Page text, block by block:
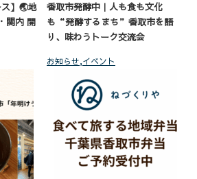
ス】🌏地
関内 開
香取市発酵中｜人も食も文化
も“発酵するまち”香取市を語
り、味わうトーク交流会
お知らせ,イベント